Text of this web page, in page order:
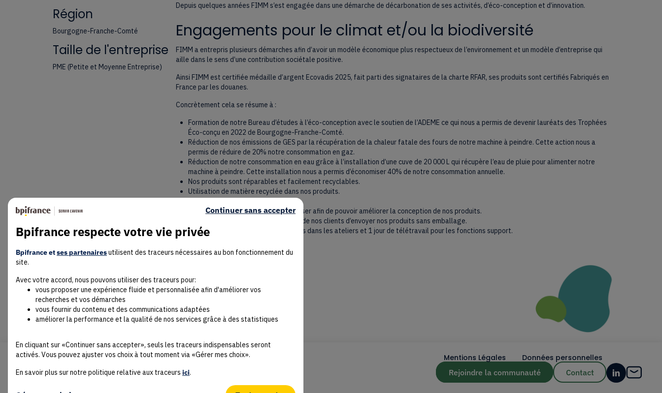
Région
Bourgogne-Franche-Comté
Taille de l'entreprise
PME (Petite et Moyenne Entreprise)
Depuis quelques années FIMM s’est engagée dans une démarche de décarbonation de ses activités, d’éco-conception et d’innovation.
Engagements pour le climat et/ou la biodiversité
FIMM a entrepris plusieurs démarches afin d’avoir un modèle économique plus respectueux de l’environnement et un modèle d’entreprise qui
aille dans le sens d’une contribution sociétale positive.
Ainsi FIMM est certifiée médaille d’argent Ecovadis 2025, fait parti des signataires de la charte RFAR, ses produits sont certifiés Fabriqués en
France par les douanes.
Concrètement cela se résume à :
Formation de notre Bureau d’études à l’éco-conception avec le soutien de l’ADEME ce qui nous a permis de devenir lauréats des Trophées
Éco-conçu en 2022 de Bourgogne-Franche-Comté.
Réduction de nos émissions de GES par la récupération de la chaleur fatale des fours de notre machine à peindre. Cette action nous a
permis de réduire de 20% notre consommation en gaz.
Réduction de notre consommation en eau grâce à l’installation d’une cuve de 20 000 L qui récupère l’eau de pluie pour alimenter notre
machine à peindre. Cette installation nous a permis d’économiser 40% de notre consommation annuelle.
Nos produits sont réparables et facilement recyclables.
Utilisation de matière recyclée dans nos produits.
Acquisition d’une machine découpe laser afin de pouvoir améliorer la conception de nos produits.
Mise en place de tests avec certains de nos clients d’envoyer nos produits sans emballage.
Mise en place d’une semaine de 4 jours dans les ateliers et 1 jour de télétravail pour les fonctions support.
Mentions Légales
Données personnelles
Rejoindre la communauté
Contact
Bpifrance respecte votre vie privée
Bpifrance etses partenairesutilisent des traceurs nécessaires au bon fonctionnement du
site.
Avec votre accord, nous pouvons utiliser des traceurs pour:
vous proposer une expérience fluide et personnalisée afin d'améliorer vos
recherches et vos démarches
vous fournir du contenu et des communications adaptées
améliorer la performance et la qualité de nos services grâce à des statistiques
En cliquant sur «Continuer sans accepter», seuls les traceurs indispensables seront
activés. Vous pouvez ajuster vos choix à tout moment via «Gérer mes choix».
En savoir plus sur notre politique relative aux traceurs ici.
Continuer sans accepter